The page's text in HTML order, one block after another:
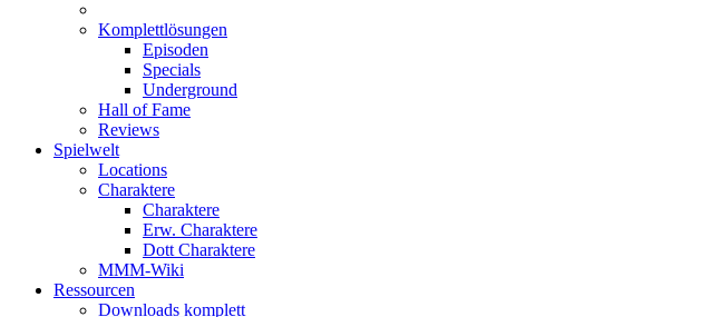
Komplettlösungen
Episoden
Specials
Underground
Hall of Fame
Reviews
Spielwelt
Locations
Charaktere
Charaktere
Erw. Charaktere
Dott Charaktere
MMM-Wiki
Ressourcen
Downloads komplett